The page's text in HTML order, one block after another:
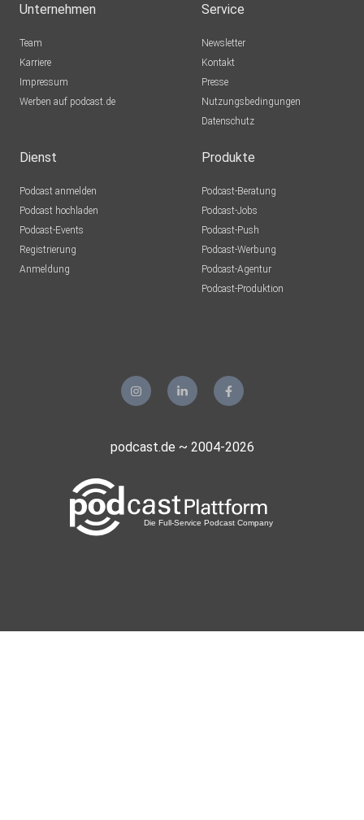
Unternehmen
Team
Karriere
Impressum
Werben auf podcast.de
Service
Newsletter
Kontakt
Presse
Nutzungsbedingungen
Datenschutz
Dienst
Podcast anmelden
Podcast hochladen
Podcast-Events
Registrierung
Anmeldung
Produkte
Podcast-Beratung
Podcast-Jobs
Podcast-Push
Podcast-Werbung
Podcast-Agentur
Podcast-Produktion
podcast.de ~ 2004-2026